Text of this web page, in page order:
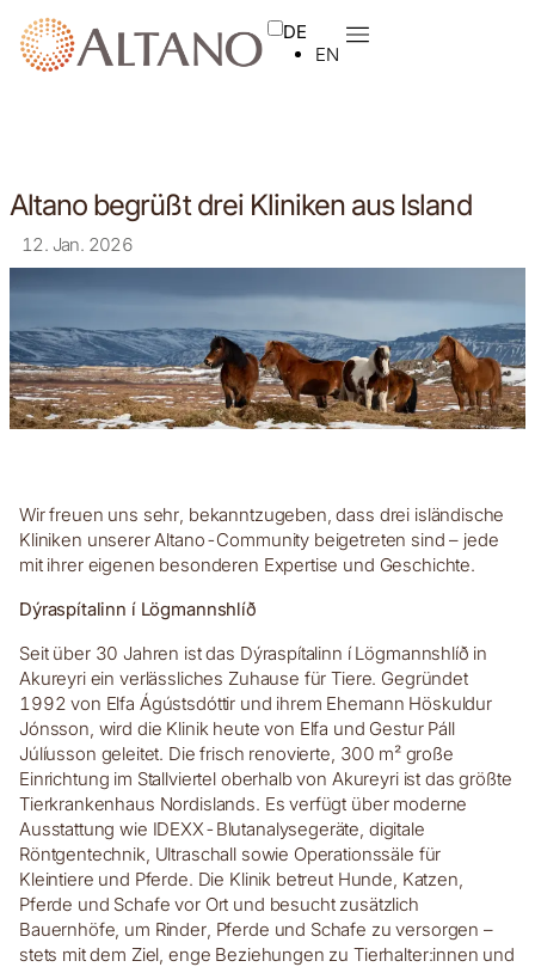
DE
EN
Altano begrüßt drei Kliniken aus Island
12. Jan. 2026
Wir freuen uns sehr, bekanntzugeben, dass drei isländische
Kliniken unserer Altano-Community beigetreten sind – jede
mit ihrer eigenen besonderen Expertise und Geschichte.
Dýraspítalinn í Lögmannshlíð
Seit über 30 Jahren ist das Dýraspítalinn í Lögmannshlíð in
Akureyri ein verlässliches Zuhause für Tiere. Gegründet
1992 von Elfa Ágústsdóttir und ihrem Ehemann Höskuldur
Jónsson, wird die Klinik heute von Elfa und Gestur Páll
Júlíusson geleitet. Die frisch renovierte, 300 m² große
Einrichtung im Stallviertel oberhalb von Akureyri ist das größte
Tierkrankenhaus Nordislands. Es verfügt über moderne
Ausstattung wie IDEXX-Blutanalysegeräte, digitale
Röntgentechnik, Ultraschall sowie Operationssäle für
Kleintiere und Pferde. Die Klinik betreut Hunde, Katzen,
Pferde und Schafe vor Ort und besucht zusätzlich
Bauernhöfe, um Rinder, Pferde und Schafe zu versorgen –
stets mit dem Ziel, enge Beziehungen zu Tierhalter:innen und